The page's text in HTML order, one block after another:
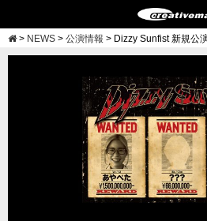
> NEWS > 公演情報 > Dizzy Sunfist 新規公